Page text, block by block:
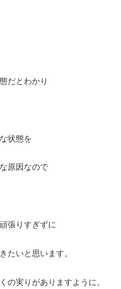
だとわかり
状態を
原因なので
張りすぎずに
たいと思います。
の実りがありますように。